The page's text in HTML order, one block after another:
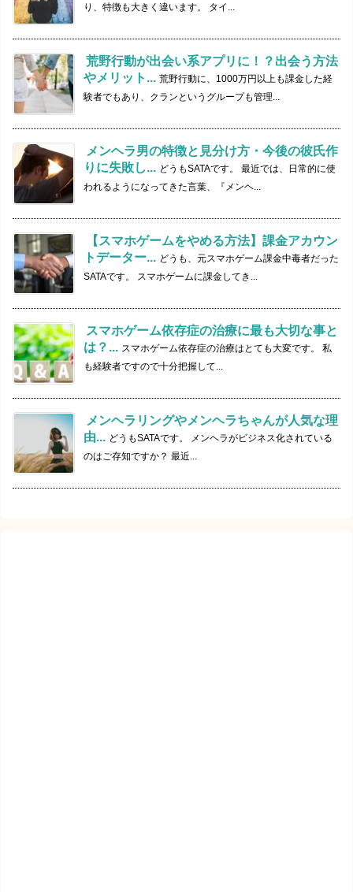
り、特徴も大きく違います。 タイ...
荒野行動が出会い系アプリに！？出会う方法
やメリット... 荒野行動に、1000万円以上も課金した経
験者でもあり、クランというグループも管理...
メンヘラ男の特徴と見分け方・今後の彼氏作
りに失敗し... どうもSATAです。 最近では、日常的に使
われるようになってきた言葉、『メンヘ...
【スマホゲームをやめる方法】課金アカウン
トデーター... どうも、元スマホゲーム課金中毒者だった
SATAです。 スマホゲームに課金してき...
スマホゲーム依存症の治療に最も大切な事と
は？... スマホゲーム依存症の治療はとても大変です。 私
も経験者ですので十分把握して...
メンヘラリングやメンヘラちゃんが人気な理
由... どうもSATAです。 メンヘラがビジネス化されている
のはご存知ですか？ 最近...